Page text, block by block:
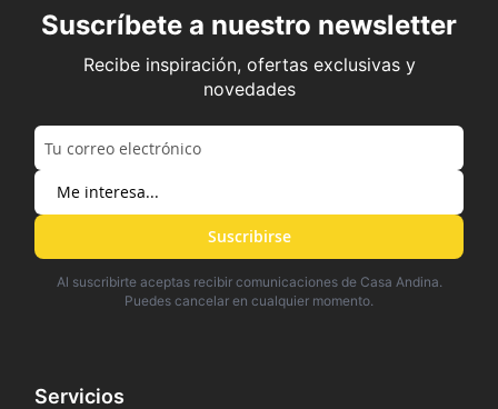
Suscríbete a nuestro newsletter
Recibe inspiración, ofertas exclusivas y
novedades
Suscribirse
Al suscribirte aceptas recibir comunicaciones de Casa Andina.
Puedes cancelar en cualquier momento.
Servicios